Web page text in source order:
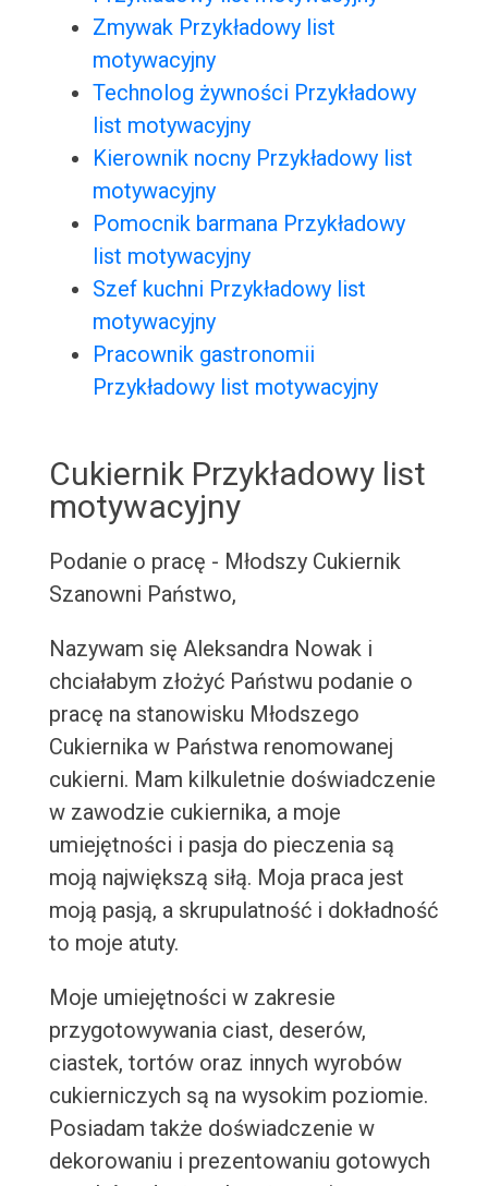
Zmywak Przykładowy list
motywacyjny
Technolog żywności Przykładowy
list motywacyjny
Kierownik nocny Przykładowy list
motywacyjny
Pomocnik barmana Przykładowy
list motywacyjny
Szef kuchni Przykładowy list
motywacyjny
Pracownik gastronomii
Przykładowy list motywacyjny
Cukiernik Przykładowy list
motywacyjny
Podanie o pracę - Młodszy Cukiernik
Szanowni Państwo,
Nazywam się Aleksandra Nowak i
chciałabym złożyć Państwu podanie o
pracę na stanowisku Młodszego
Cukiernika w Państwa renomowanej
cukierni. Mam kilkuletnie doświadczenie
w zawodzie cukiernika, a moje
umiejętności i pasja do pieczenia są
moją największą siłą. Moja praca jest
moją pasją, a skrupulatność i dokładność
to moje atuty.
Moje umiejętności w zakresie
przygotowywania ciast, deserów,
ciastek, tortów oraz innych wyrobów
cukierniczych są na wysokim poziomie.
Posiadam także doświadczenie w
dekorowaniu i prezentowaniu gotowych